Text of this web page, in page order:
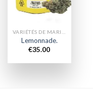
Lemonnade.
€35.00